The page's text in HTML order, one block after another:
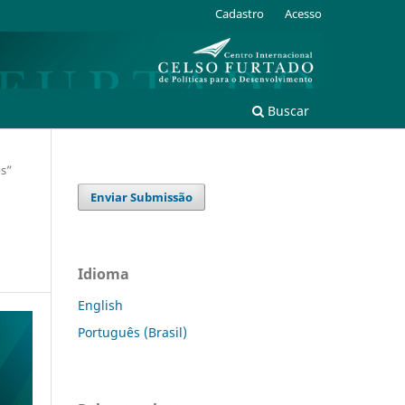
Buscar
Cadastro Acesso
Enviar Submissão
Idioma
English
Português (Brasil)